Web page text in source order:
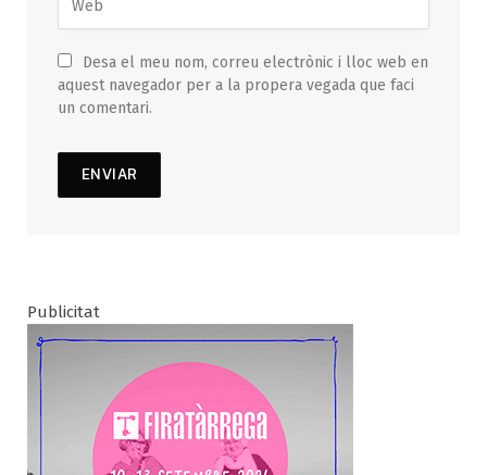
Desa el meu nom, correu electrònic i lloc web en
aquest navegador per a la propera vegada que faci
un comentari.
Publicitat